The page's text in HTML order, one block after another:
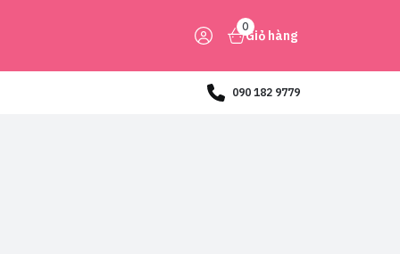
0
Giỏ hàng
090 182 9779